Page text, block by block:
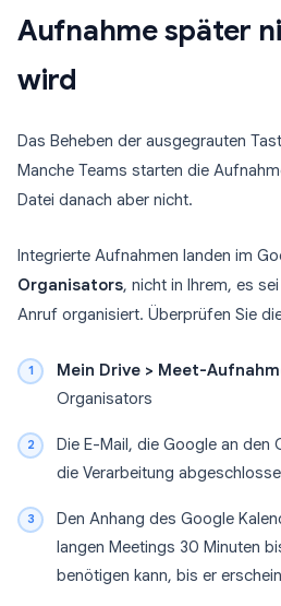
Aufnahme später
wird
Das Beheben der ausgegrauten
Manche Teams starten die
Datei danach aber nicht.
Integrierte Aufnahmen landen im
Organisators, nicht in Ihrem, es
Anruf organisiert. Überprüfen Sie
Mein Drive > Meet-
Organisators
Die E-Mail, die Google an den
die Verarbeitung
Den Anhang des Google
langen Meetings 30 Minuten
benötigen kann, bis er